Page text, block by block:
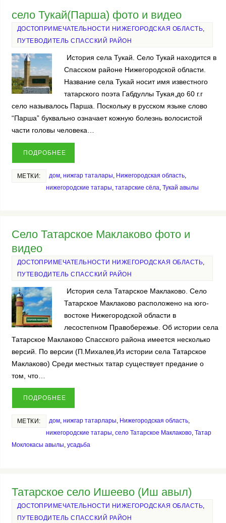
село Тукай(Парша) фото и видео
ДОСТОПРИМЕЧАТЕЛЬНОСТИ НИЖЕГОРОДСКАЯ ОБЛАСТЬ,
ПУТЕВОДИТЕЛЬ СПАССКИЙ РАЙОН
История села Тукай. Село Тукай находится в
Спасском районе Нижегородской области.
Название села Тукай носит имя известного
татарского поэта Габдуллы Тукая,до 60 г.г
село называлось Парша. Поскольку в русском языке слово
“Парша” буквально означает кожную болезнь волосистой
части головы человека…
ПОДРОБНЕЕ
МЕТКИ: дом, нижгар таталары Нижегородская область,
нижегородские татары татарские сёла Тукай авылы
Село Татарское Маклаково фото и
видео
ДОСТОПРИМЕЧАТЕЛЬНОСТИ НИЖЕГОРОДСКАЯ ОБЛАСТЬ,
ПУТЕВОДИТЕЛЬ СПАССКИЙ РАЙОН
История села Татарское Маклаково. Село
Татарское Маклаково расположено на юго-
востоке Нижегородской области в
лесостепном Правобережье. Об истории села
Татарское Маклаково Спасского района имеется несколько
версий. По версии (П.Михалев,Из истории села Татарское
Маклаково) Среди местных татар существует предание о
том, что…
ПОДРОБНЕЕ
МЕТКИ: дом, нижгар татарлары, Нижегородская область,
нижегородские татары, село Татарское Маклаково, Татар
Моклокасы авылы, усадьба
Татарское село Ишеево (Иш авыл)
ДОСТОПРИМЕЧАТЕЛЬНОСТИ НИЖЕГОРОДСКАЯ ОБЛАСТЬ
ПУТЕВОДИТЕЛЬ СПАССКИЙ РАЙОН